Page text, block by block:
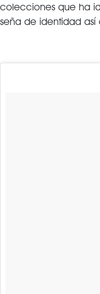
colecciones que ha
seña de identidad así